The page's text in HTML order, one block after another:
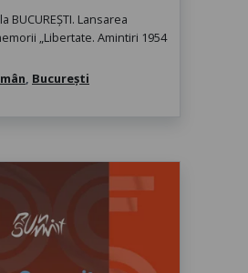
BUCUREȘTI. Lansarea
„Libertate. Amintiri 1954
, București